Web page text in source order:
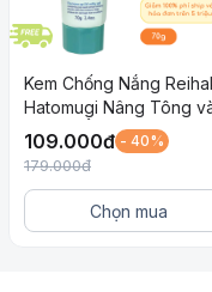
Kem Chống Nắng
Hatomugi Nâng Tông
Dưỡng Ẩm Cho Da SPF
50+ PA++++ Xanh 70g
109.000đ - 40%
179.000đ
Chọn mua